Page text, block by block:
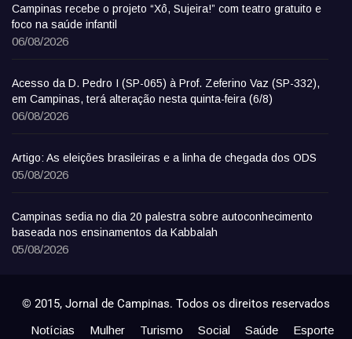
Campinas recebe o projeto “Xô, Sujeira!” com teatro gratuito e
foco na saúde infantil
06/08/2026
Acesso da D. Pedro I (SP-065) à Prof. Zeferino Vaz (SP-332),
em Campinas, terá alteração nesta quinta-feira (6/8)
06/08/2026
Artigo: As eleições brasileiras e a linha de chegada dos ODS
05/08/2026
Campinas sedia no dia 20 palestra sobre autoconhecimento
baseada nos ensinamentos da Kabbalah
05/08/2026
© 2015, Jornal de Campinas. Todos os direitos reservados
Notícias Mulher Turismo Social Saúde
Esporte